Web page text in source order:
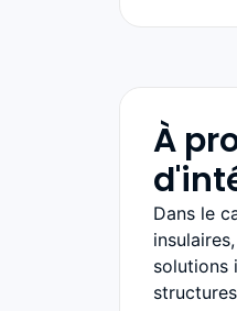
À
Dans le
solutions